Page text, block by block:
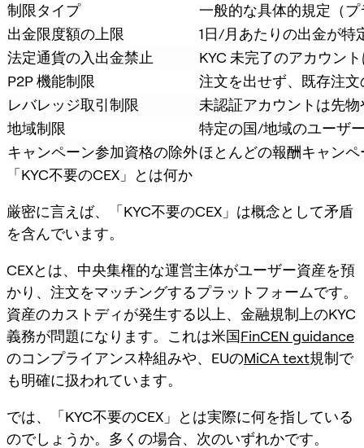
制限タイプ
一般的な具体的規定（
出金限度額の上限
1日/月あたりの出金が特
法定通貨の入出金禁止
KYC 未完了のアカウン
P2P 機能制限
注文を出せず、既存注
レバレッジ取引制限
未認証アカウントは先
地域制限
特定の国/地域のユーザ
キャンペーン参加資格の除外ほとんどの報酬キャン
「KYC不要のCEX」とは何か
厳密に言えば、「KYC不要のCEX」は概念として矛盾
を含んでいます。
CEXとは、中央集権的な運営主体がユーザー資産を預
かり、注文をマッチングするプラットフォームです。
資産のカストディが発生する以上、金融規制上のKYC
義務が問題になります。これは米国FinCEN guidance
のコンプライアンス枠組みや、EUのMiCA text規制で
も明確に扱われています。
では、「KYC不要のCEX」とは実際に何を指している
のでしょうか。多くの場合、次のいずれかです。